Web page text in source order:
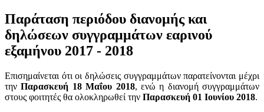
Παράταση περιόδου διανομής και
δηλώσεων συγγραμμάτων εαρινού
εξαμήνου 2017 - 2018
Επισημαίνεται ότι οι δηλώσεις συγγραμμάτων παρατείνονται μέχρι
τηνΠαρασκευή 18 Μαΐου 2018, ενώ η διανομή συγγραμμάτων
στους φοιτητές θα ολοκληρωθεί την Παρασκευή 01 Ιουνίου 2018.